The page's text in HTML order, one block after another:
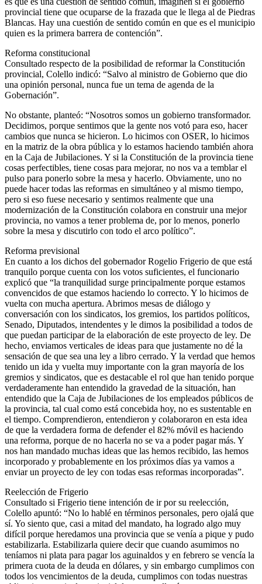
provincial tiene que ocuparse de la frazada que le llega al de Piedras
Blancas. Hay una cuestión de sentido común en que es el municipio
quien es la primera barrera de contención”.
Reforma constitucional
Consultado respecto de la posibilidad de reformar la Constitución
provincial, Colello indicó: “Salvo al ministro de Gobierno que dio
una opinión personal, nunca fue un tema de agenda de la
Gobernación”.
No obstante, planteó: “Nosotros somos un gobierno transformador.
Decidimos, porque sentimos que la gente nos votó para eso, hacer
cambios que nunca se hicieron. Lo hicimos con OSER, lo hicimos
en la matriz de la obra pública y lo estamos haciendo también ahora
en la Caja de Jubilaciones. Y si la Constitución de la provincia tiene
cosas perfectibles, tiene cosas para mejorar, no nos va a temblar el
pulso para ponerlo sobre la mesa y hacerlo. Obviamente, uno no
puede hacer todas las reformas en simultáneo y al mismo tiempo,
pero si eso fuese necesario y sentimos realmente que una
modernización de la Constitución colabora en construir una mejor
provincia, no vamos a tener problema de, por lo menos, ponerlo
sobre la mesa y discutirlo con todo el arco político”.
Reforma previsional
En cuanto a los dichos del gobernador Rogelio Frigerio de que está
tranquilo porque cuenta con los votos suficientes, el funcionario
explicó que “la tranquilidad surge principalmente porque estamos
convencidos de que estamos haciendo lo correcto. Y lo hicimos de
vuelta con mucha apertura. Abrimos mesas de diálogo y
conversación con los sindicatos, los gremios, los partidos políticos,
Senado, Diputados, intendentes y le dimos la posibilidad a todos de
que puedan participar de la elaboración de este proyecto de ley. De
hecho, enviamos verticales de ideas para que justamente no dé la
sensación de que sea una ley a libro cerrado. Y la verdad que hemos
tenido un ida y vuelta muy importante con la gran mayoría de los
gremios y sindicatos, que es destacable el rol que han tenido porque
verdaderamente han entendido la gravedad de la situación, han
entendido que la Caja de Jubilaciones de los empleados públicos de
la provincia, tal cual como está concebida hoy, no es sustentable en
el tiempo. Comprendieron, entendieron y colaboraron en esta idea
de que la verdadera forma de defender el 82% móvil es haciendo
una reforma, porque de no hacerla no se va a poder pagar más. Y
nos han mandado muchas ideas que las hemos recibido, las hemos
incorporado y probablemente en los próximos días ya vamos a
enviar un proyecto de ley con todas esas reformas incorporadas”.
Reelección de Frigerio
Consultado si Frigerio tiene intención de ir por su reelección,
Colello apuntó: “No lo hablé en términos personales, pero ojalá que
sí. Yo siento que, casi a mitad del mandato, ha logrado algo muy
difícil porque heredamos una provincia que se venía a pique y pudo
estabilizarla. Estabilizarla quiere decir que cuando asumimos no
teníamos ni plata para pagar los aguinaldos y en febrero se vencía la
primera cuota de la deuda en dólares, y sin embargo cumplimos con
todos los vencimientos de la deuda, cumplimos con todas nuestras